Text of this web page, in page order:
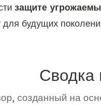
защите
для будущих
Сводка
созданный на